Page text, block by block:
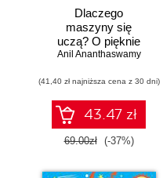
Dlaczego
maszyny się
uczą? O pięknie
matematyki i
współczesnej
sztucznej
inteligencji
Anil Ananthaswamy
(41,40 zł najniższa cena z 30 dni)
43.47 zł
69.00zł (-37%)